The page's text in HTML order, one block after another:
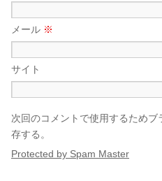
メール ※
サイト
次回のコメントで使用するため
存する。
Protected by Spam Master